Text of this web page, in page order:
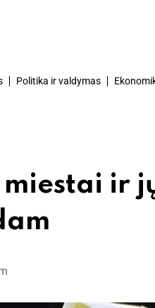
Politika ir valdymas
ir